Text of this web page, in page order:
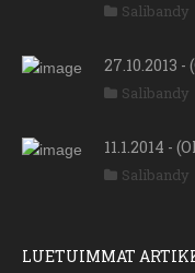
Salibandy
27.10.2013
Salibandy
11.1.2014 -
Salibandy
LUETUIMMAT